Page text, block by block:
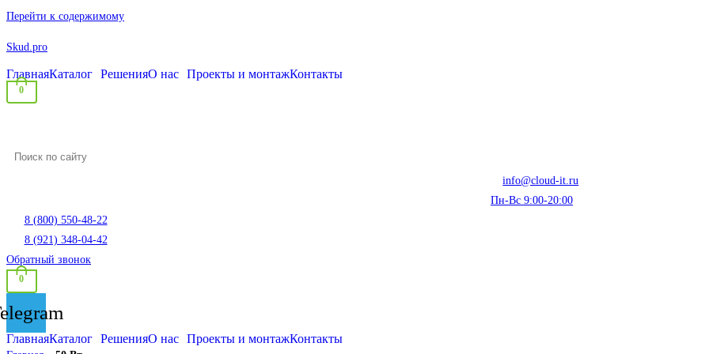
Перейти к содержимому
Skud.pro
ГлавнаяКаталог РешенияО нас Проекты и монтажКонтакты
0
info@cloud-it.ru
Пн-Вс 9:00-20:00
8 (800) 550-48-22
8 (921) 348-04-42
Обратный звонок
0
ГлавнаяКаталог РешенияО нас Проекты и монтажКонтакты